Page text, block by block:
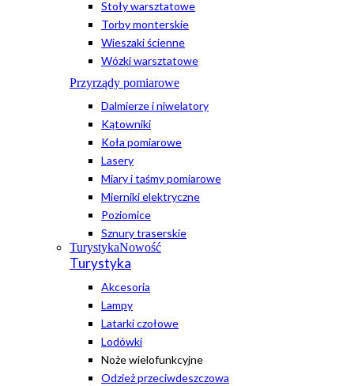
Stoły warsztatowe
Torby monterskie
Wieszaki ścienne
Wózki warsztatowe
Przyrządy pomiarowe
Dalmierze i niwelatory
Kątowniki
Koła pomiarowe
Lasery
Miary i taśmy pomiarowe
Mierniki elektryczne
Poziomice
Sznury traserskie
TurystykaNowość
Turystyka
Akcesoria
Lampy
Latarki czołowe
Lodówki
Noże wielofunkcyjne
Odzież przeciwdeszczowa